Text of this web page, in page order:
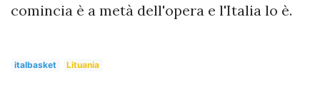
comincia è a metà dell'opera e l'Italia lo è.
italbasket Lituania